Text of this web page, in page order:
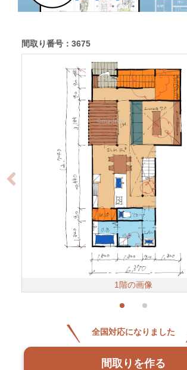
間取り番号：3675
1階の画像
全国対応になりました
間取りを作る